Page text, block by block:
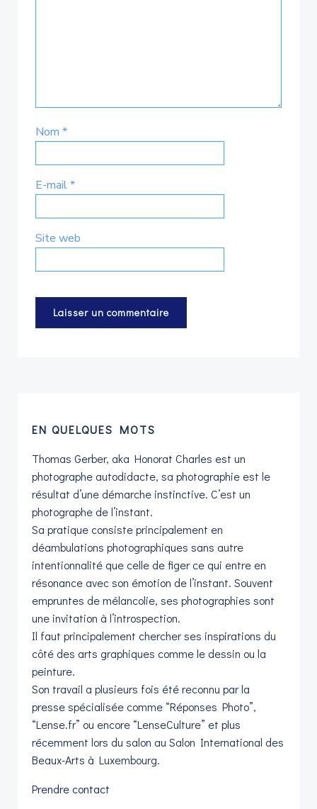
Nom *
E-mail*
Site web
EN QUELQUES MOTS
Thomas Gerber, aka Honorat Charles est un
photographe autodidacte, sa photographie est le
résultat d’une démarche instinctive. C’est un
photographe de l’instant.
Sa pratique consiste principalement en
déambulations photographiques sans autre
intentionnalité que celle de figer ce qui entre en
résonance avec son émotion de l’instant. Souvent
empruntes de mélancolie, ses photographies sont
une invitation à l’introspection.
Il faut principalement chercher ses inspirations du
côté des arts graphiques comme le dessin ou la
peinture.
Son travail a plusieurs fois été reconnu par la
presse spécialisée comme “Réponses Photo”,
“Lense.fr” ou encore “LenseCulture” et plus
récemment lors du salon au Salon International des
Beaux-Arts à Luxembourg.
Prendre contact